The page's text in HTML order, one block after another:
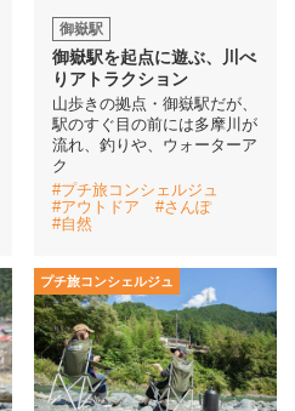
御嶽駅
御嶽駅を起点に遊ぶ、川べ
りアトラクション
山歩きの拠点・御嶽駅だが、
駅のすぐ目の前には多摩川が
流れ、釣りや、ウォーターア
ク
#プチ旅コンシェルジュ
#アウトドア
#さんぽ
#自然
プチ旅コンシェルジュ